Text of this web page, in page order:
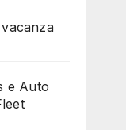
e Auto